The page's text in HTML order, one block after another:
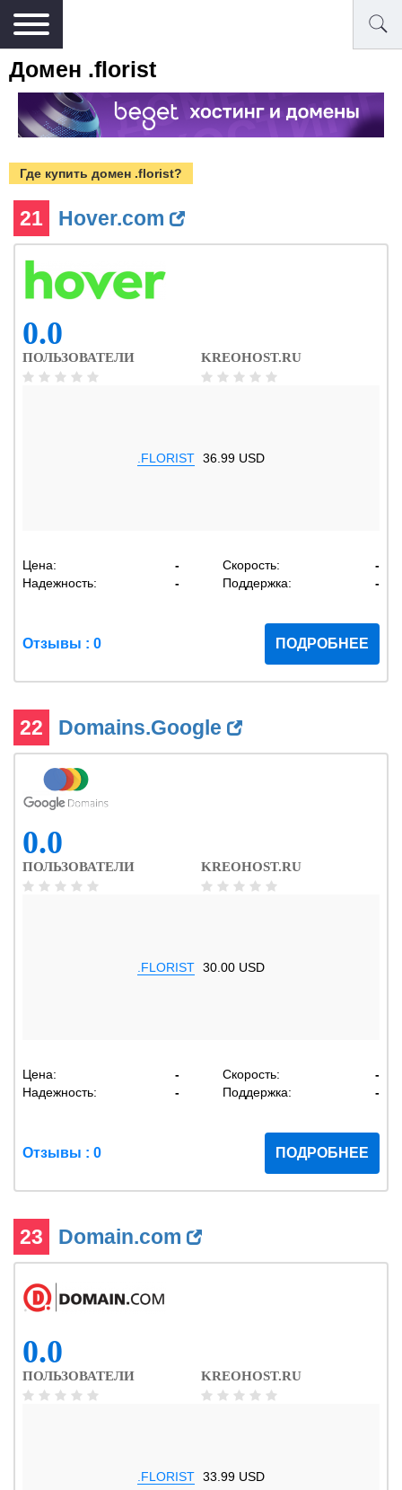
Домен .florist
Где купить домен .florist?
21 Hover.com
0.0
ПОЛЬЗОВАТЕЛИ KREOHOST.RU
.FLORIST 36.99 USD
Цена: - Скорость:
-
Надежность:
- Поддержка: -
Отзывы : 0 ПОДРОБНЕЕ
22 Domains.Google
0.0
ПОЛЬЗОВАТЕЛИ KREOHOST.RU
.FLORIST 30.00 USD
Цена: - Скорость:
-
Надежность:
- Поддержка: -
Отзывы : 0 ПОДРОБНЕЕ
23 Domain.com
0.0
ПОЛЬЗОВАТЕЛИ KREOHOST.RU
.FLORIST 33.99 USD